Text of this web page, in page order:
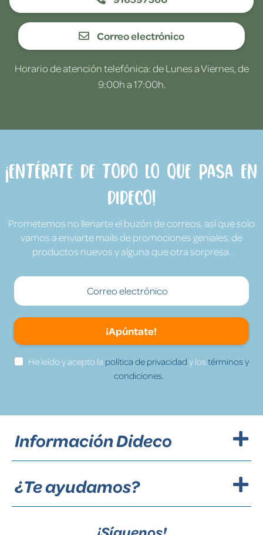
Correo electrónico
Horario de atención telefónica: de Lunes a Viernes, de
9:00h a 17:00h.
¡Entérate de todo lo que pasa en
Dideco!
Prometemos no llenarte el buzón de correos, así que solo
vamos a enviarte mails de promociones geniales, de
productos nuevos y alguna que otra sorpresa.
¡Apúntate!
He leído y acepto la política de privacidad y lostérminos y
condiciones.
Información Dideco
¿Te ayudamos?